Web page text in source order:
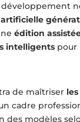
édition
intelligents pour
de maîtriser
cadre
des modèles